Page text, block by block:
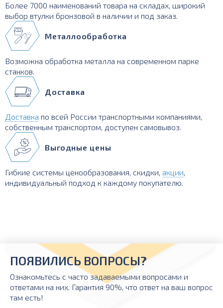
Более 7000 наименований товара на складах, широкий
выбор втулки бронзовой в наличии и под заказ.
Металлообработка
Возможна обработка металла на современном парке
станков.
Доставка
Доставка по всей России транспортными компаниями,
собственным транспортом, доступен самовывоз.
Выгодные цены
Гибкие системы ценообразования, скидки, акции,
индивидуальный подход к каждому покупателю.
ПОЯВИЛИСЬ ВОПРОСЫ?
Ознакомьтесь с часто задаваемыми вопросами и
ответами на них. Гарантия 90%, что ответ на ваш вопрос
там есть!